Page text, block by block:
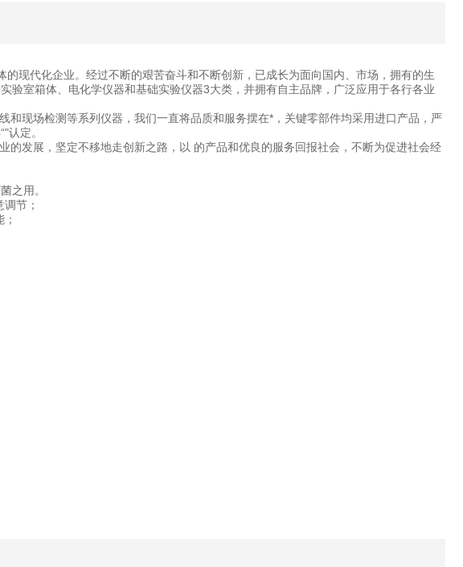
现代化企业。经过不断的艰苦奋斗和不断创新，已成长为面向国内、市场，拥有的生
验室箱体、电化学仪器和基础实验仪器3大类，并拥有自主品牌，广泛应用于各行各业
现场检测等系列仪器，我们一直将品质和服务摆在*，关键零部件均采用进口产品，严
认定。
发展，坚定不移地走创新之路，以 的产品和优良的服务回报社会，不断为促进社会经
之用。
节；